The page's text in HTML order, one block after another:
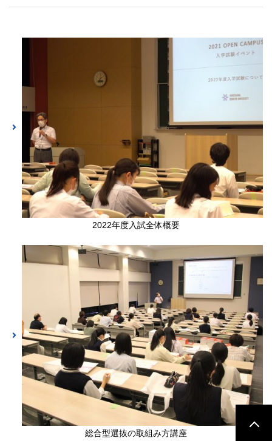
2022年度入試全体概要
総合型選抜の取組み方講座